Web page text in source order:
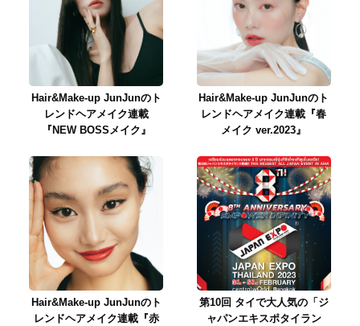
Hair&Make-up JunJunのト
レンドヘアメイク連載
『NEW BOSSメイク』
Hair&Make-up JunJunのト
レンドヘアメイク連載『春
メイク ver.2023』
Hair&Make-up JunJunのト
レンドヘアメイク連載『赤
第10回 タイで大人気の「ジ
ャパンエキスポタイラン